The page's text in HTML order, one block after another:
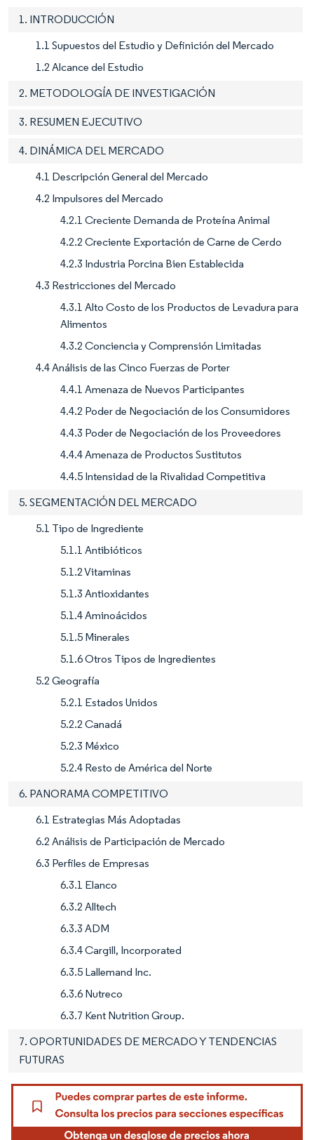
1. INTRODUCCIÓN
1.1 Supuestos del Estudio y Definición del Mercado
1.2 Alcance del Estudio
2. METODOLOGÍA DE INVESTIGACIÓN
3. RESUMEN EJECUTIVO
4. DINÁMICA DEL MERCADO
4.1 Descripción General del Mercado
4.2 Impulsores del Mercado
4.2.1 Creciente Demanda de Proteína Animal
4.2.2 Creciente Exportación de Carne de Cerdo
4.2.3 Industria Porcina Bien Establecida
4.3 Restricciones del Mercado
4.3.1 Alto Costo de los Productos de Levadura para
Alimentos
4.3.2 Conciencia y Comprensión Limitadas
4.4 Análisis de las Cinco Fuerzas de Porter
4.4.1 Amenaza de Nuevos Participantes
4.4.2 Poder de Negociación de los Consumidores
4.4.3 Poder de Negociación de los Proveedores
4.4.4 Amenaza de Productos Sustitutos
4.4.5 Intensidad de la Rivalidad Competitiva
5. SEGMENTACIÓN DEL MERCADO
5.1 Tipo de Ingrediente
5.1.1 Antibióticos
5.1.2 Vitaminas
5.1.3 Antioxidantes
5.1.4 Aminoácidos
5.1.5 Minerales
5.1.6 Otros Tipos de Ingredientes
5.2 Geografía
5.2.1 Estados Unidos
5.2.2 Canadá
5.2.3 México
5.2.4 Resto de América del Norte
6. PANORAMA COMPETITIVO
6.1 Estrategias Más Adoptadas
6.2 Análisis de Participación de Mercado
6.3 Perfiles de Empresas
6.3.1 Elanco
6.3.2 Alltech
6.3.3 ADM
6.3.4 Cargill, Incorporated
6.3.5 Lallemand Inc.
6.3.6 Nutreco
6.3.7 Kent Nutrition Group.
7. OPORTUNIDADES DE MERCADO Y TENDENCIAS
FUTURAS